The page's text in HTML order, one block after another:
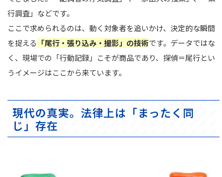
行調査」などです。
ここで求められるのは、動く対象者を追いかけ、決定的な瞬間
を捉える 「尾行・張り込み・撮影」の技術です。データではな
く、現場での「行動記録」こそが商品であり、探偵＝尾行とい
うイメージはここから来ています。
現代の真実。法律上は「まったく同
じ」存在